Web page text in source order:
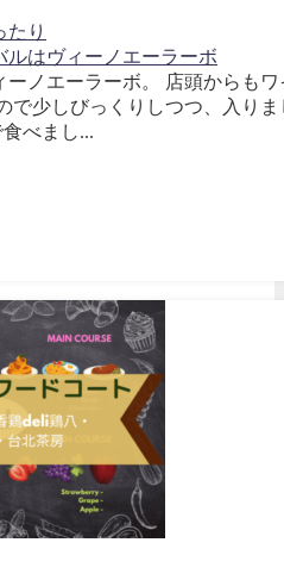
たり
ルはヴィーノエーラーボ
ーノエーラーボ。 店頭からも
で少しびっくりしつつ、入り
べまし...